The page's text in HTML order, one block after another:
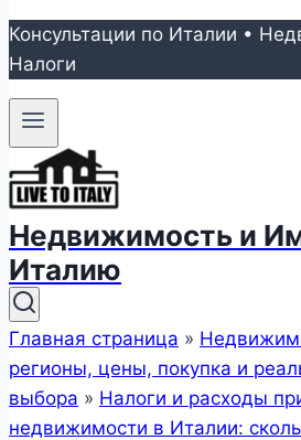
Консультации по Италии •
Налоги
Недвижимость и
Италию
Главная страница »
регионы, цены, покупка и
выбора » Налоги и расходы
недвижимости в Италии: